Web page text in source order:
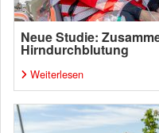
Neue Studie:
Hirndurchblutung
Weiterlesen